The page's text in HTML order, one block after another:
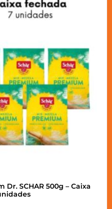
SCHAR 500g – Caixa